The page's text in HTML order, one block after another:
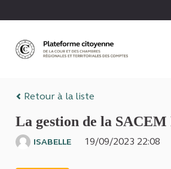
Retour à la liste
La gestion de la SACEM
ISABELLE
19/09/2023 22:08